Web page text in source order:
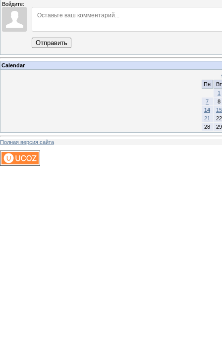
Войдите:
Отправить
Calendar
Пн
Вт
1
7
8
14
15
21
22
28
29
Полная версия сайта